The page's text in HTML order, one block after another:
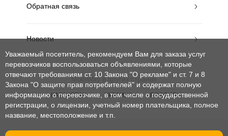
Обратная связь
Новости
MobiWay в других странах
КАЗАХСТАН УКРАИНА РОССИЯ
Уважаемый посетитель, рекомендуем Вам для заказа услуг
перевозчиков воспользоваться объявлениями, которые
отвечают требованиям ст. 10 Закона "О рекламе" и ст. 7 и 8
Закона "О защите прав потребителей" и содержат полную
информацию о перевозчике, в том числе о государственной
регистрации, о лицензии, учетный номер плательщика, полное
название, местоположение и т.п.